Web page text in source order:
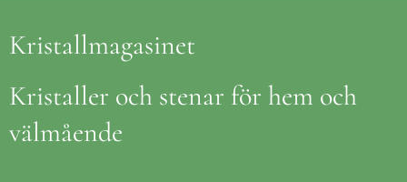
Kristallmagasinet
Kristaller och stenar för hem och
välmående